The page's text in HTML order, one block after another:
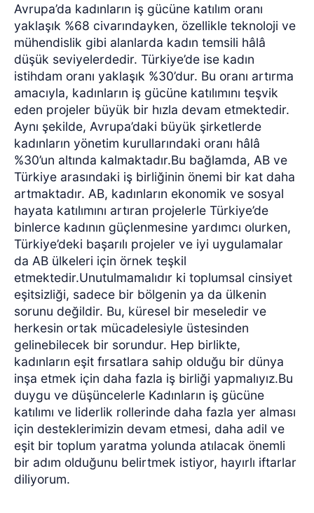
Avrupa’da kadınların iş gücüne katılım oranı
yaklaşık %68 civarındayken, özellikle teknoloji ve
mühendislik gibi alanlarda kadın temsili hâlâ
düşük seviyelerdedir. Türkiye’de ise kadın
istihdam oranı yaklaşık %30’dur. Bu oranı artırma
amacıyla, kadınların iş gücüne katılımını teşvik
eden projeler büyük bir hızla devam etmektedir.
Aynı şekilde, Avrupa’daki büyük şirketlerde
kadınların yönetim kurullarındaki oranı hâlâ
%30’un altında kalmaktadır.Bu bağlamda, AB ve
Türkiye arasındaki iş birliğinin önemi bir kat daha
artmaktadır. AB, kadınların ekonomik ve sosyal
hayata katılımını artıran projelerle Türkiye’de
binlerce kadının güçlenmesine yardımcı olurken,
Türkiye’deki başarılı projeler ve iyi uygulamalar
da AB ülkeleri için örnek teşkil
etmektedir.Unutulmamalıdır ki toplumsal cinsiyet
eşitsizliği, sadece bir bölgenin ya da ülkenin
sorunu değildir. Bu, küresel bir meseledir ve
herkesin ortak mücadelesiyle üstesinden
gelinebilecek bir sorundur. Hep birlikte,
kadınların eşit fırsatlara sahip olduğu bir dünya
inşa etmek için daha fazla iş birliği yapmalıyız.Bu
duygu ve düşüncelerle Kadınların iş gücüne
katılımı ve liderlik rollerinde daha fazla yer alması
için desteklerimizin devam etmesi, daha adil ve
eşit bir toplum yaratma yolunda atılacak önemli
bir adım olduğunu belirtmek istiyor, hayırlı iftarlar
diliyorum.